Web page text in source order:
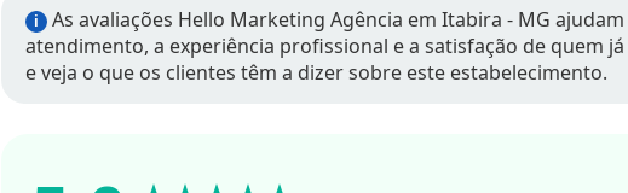
i
As avaliações Hello Marketing Agência em Itabira - MG
atendimento, a experiência profissional e a satisfação de quem
e veja o que os clientes têm a dizer sobre este estabelecimento.